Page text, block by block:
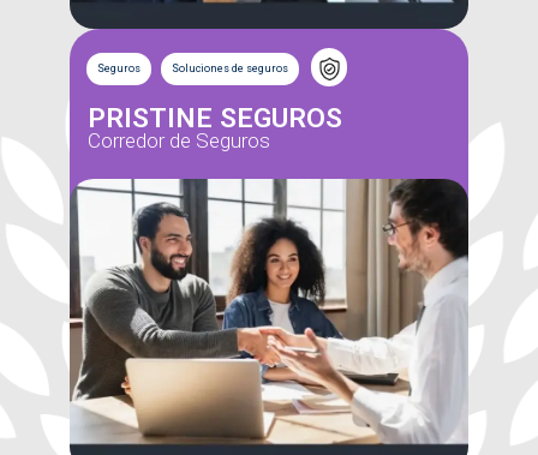
Seguros Soluciones de seguros
PRISTINE SEGUROS
Corredor de Seguros